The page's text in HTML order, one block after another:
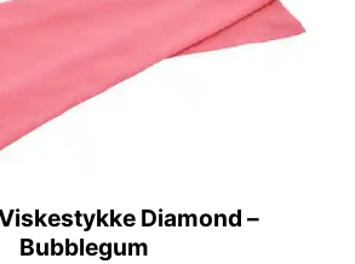
Diamond –
Bubblegum